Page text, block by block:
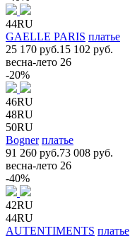
44RU
GAELLE PARIS платье
25 170 руб.15 102 руб.
весна-лето 26
-20%
46RU
48RU
50RU
Bogner платье
91 260 руб.73 008 руб.
весна-лето 26
-40%
42RU
44RU
AUTENTIMENTS платье